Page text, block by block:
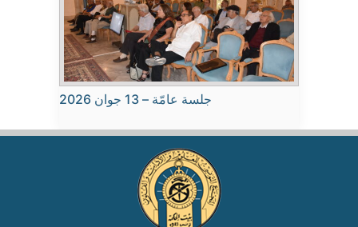
جلسة عامّة – 13 جوان 2026